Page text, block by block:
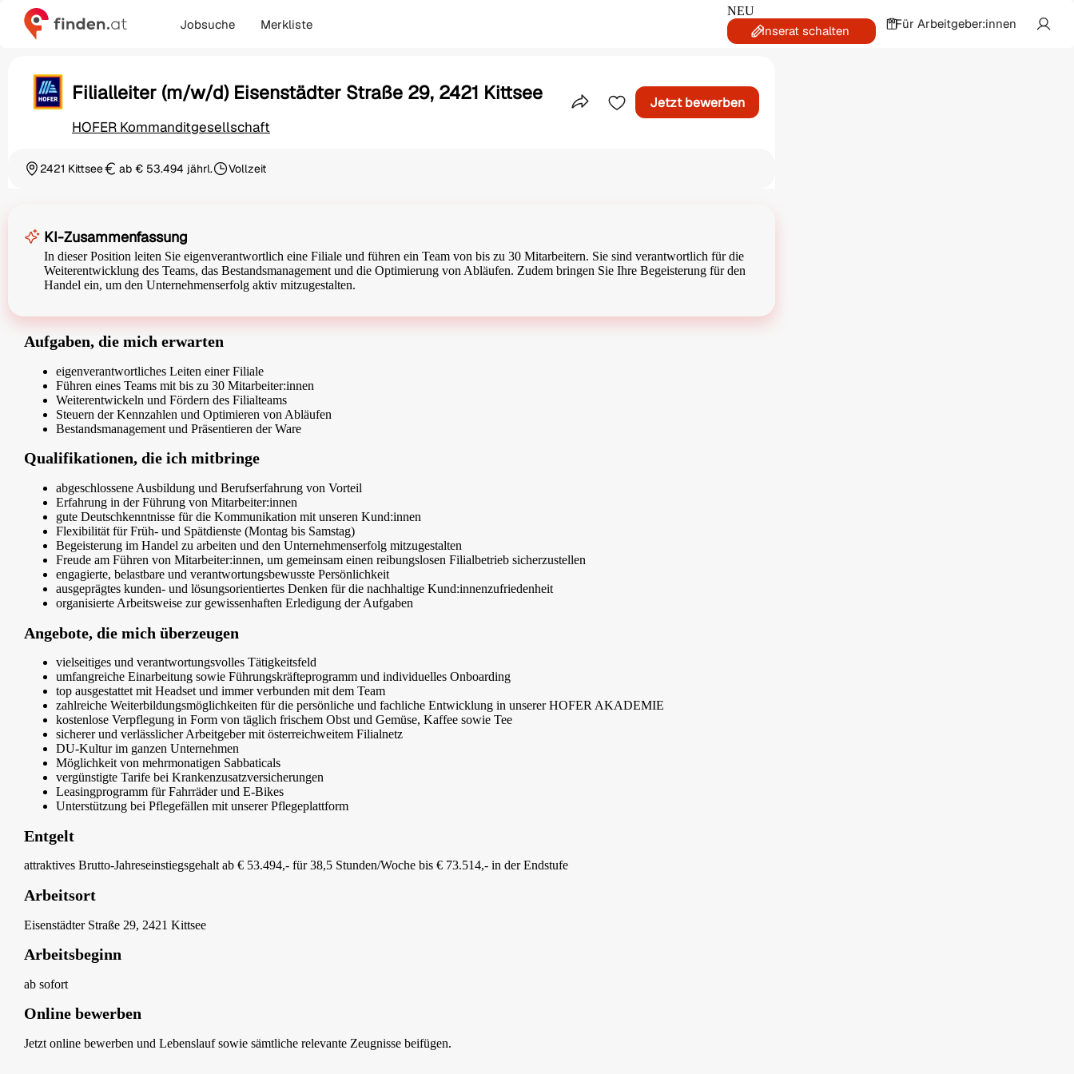
Jobsuche Merkliste
NEU
Inserat schalten Für Arbeitgeber:innen
Filialleiter (m/w/d) Eisenstädter Straße 29, 2421 Kittsee
HOFER Kommanditgesellschaft
Teile dieses Inserat
Jetzt bewerben
Ortschaft
2421 Kittsee Gehaltab € 53.494 jährl.Beschäftigungsart
Vollzeit
KI-Zusammenfassung
In dieser Position leiten Sie eigenverantwortlich eine Filiale und führen ein Team von bis zu 30 Mitarbeitern. Sie sind verantwortlich für die
Weiterentwicklung des Teams, das Bestandsmanagement und die Optimierung von Abläufen. Zudem bringen Sie Ihre Begeisterung für den
Handel ein, um den Unternehmenserfolg aktiv mitzugestalten.
Aufgaben, die mich erwarten
eigenverantwortliches Leiten einer Filiale
Führen eines Teams mit bis zu 30 Mitarbeiter:innen
Weiterentwickeln und Fördern des Filialteams
Steuern der Kennzahlen und Optimieren von Abläufen
Bestandsmanagement und Präsentieren der Ware
Qualifikationen, die ich mitbringe
abgeschlossene Ausbildung und Berufserfahrung von Vorteil
Erfahrung in der Führung von Mitarbeiter:innen
gute Deutschkenntnisse für die Kommunikation mit unseren Kund:innen
Flexibilität für Früh- und Spätdienste (Montag bis Samstag)
Begeisterung im Handel zu arbeiten und den Unternehmenserfolg mitzugestalten
Freude am Führen von Mitarbeiter:innen, um gemeinsam einen reibungslosen Filialbetrieb sicherzustellen
engagierte, belastbare und verantwortungsbewusste Persönlichkeit
ausgeprägtes kunden- und lösungsorientiertes Denken für die nachhaltige Kund:innenzufriedenheit
organisierte Arbeitsweise zur gewissenhaften Erledigung der Aufgaben
Angebote, die mich überzeugen
vielseitiges und verantwortungsvolles Tätigkeitsfeld
umfangreiche Einarbeitung sowie Führungskräfteprogramm und individuelles Onboarding
top ausgestattet mit Headset und immer verbunden mit dem Team
zahlreiche Weiterbildungsmöglichkeiten für die persönliche und fachliche Entwicklung in unserer HOFER AKADEMIE
kostenlose Verpflegung in Form von täglich frischem Obst und Gemüse, Kaffee sowie Tee
sicherer und verlässlicher Arbeitgeber mit österreichweitem Filialnetz
DU-Kultur im ganzen Unternehmen
Möglichkeit von mehrmonatigen Sabbaticals
vergünstigte Tarife bei Krankenzusatzversicherungen
Leasingprogramm für Fahrräder und E-Bikes
Unterstützung bei Pflegefällen mit unserer Pflegeplattform
Entgelt
attraktives Brutto-Jahreseinstiegsgehalt ab € 53.494,- für 38,5 Stunden/Woche bis € 73.514,- in der Endstufe
Arbeitsort
Eisenstädter Straße 29, 2421 Kittsee
Arbeitsbeginn
ab sofort
Online bewerben
Jetzt online bewerben und Lebenslauf sowie sämtliche relevante Zeugnisse beifügen.